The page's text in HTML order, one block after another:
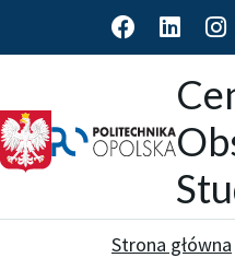
F
a
b
o
L
i
k
e
d
n
I
n
t
a
g
a
m
Strona główna